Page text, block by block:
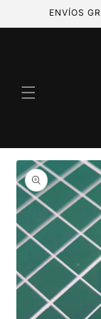
directamente
al contenido
ENVÍOS
Ir
directamente
a la
información
del producto